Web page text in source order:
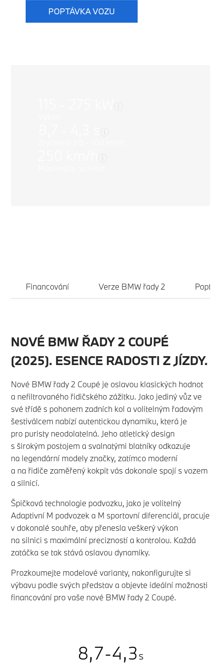
POPTÁVKA VOZU
Financování Verze BMW řady 2 Poptat
NOVÉ BMW ŘADY 2 COUPÉ
(2025). ESENCE RADOSTI Z JÍZDY.
Nové BMW řady 2 Coupé je oslavou klasických hodnot
a nefiltrovaného řidičského zážitku. Jako jediný vůz ve
své třídě s pohonem zadních kol a volitelným řadovým
šestiválcem nabízí autentickou dynamiku, která je
pro puristy neodolatelná. Jeho atletický design
s širokým postojem a svalnatými blatníky odkazuje
na legendární modely značky, zatímco moderní
a na řidiče zaměřený kokpit vás dokonale spojí s vozem
a silnicí.
Špičková technologie podvozku, jako je volitelný
Adaptivní M podvozek a M sportovní diferenciál, pracuje
v dokonalé souhře, aby přenesla veškerý výkon
na silnici s maximální precizností a kontrolou. Každá
zatáčka se tak stává oslavou dynamiky.
Prozkoumejte modelové varianty, nakonfigurujte si
výbavu podle svých představ a objevte ideální možnosti
financování pro vaše nové BMW řady 2 Coupé.
0
1
2
3
4
5
6
8,
0
1
2
3
4
5
7-
0
1
2
4,
0
1
3s
0
1
0
1
2
4